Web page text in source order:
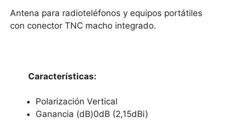
Antena para radioteléfonos y equipos portátiles
con conector TNC macho integrado.
Características:
Polarización Vertical
Ganancia (dB)0dB (2,15dBi)